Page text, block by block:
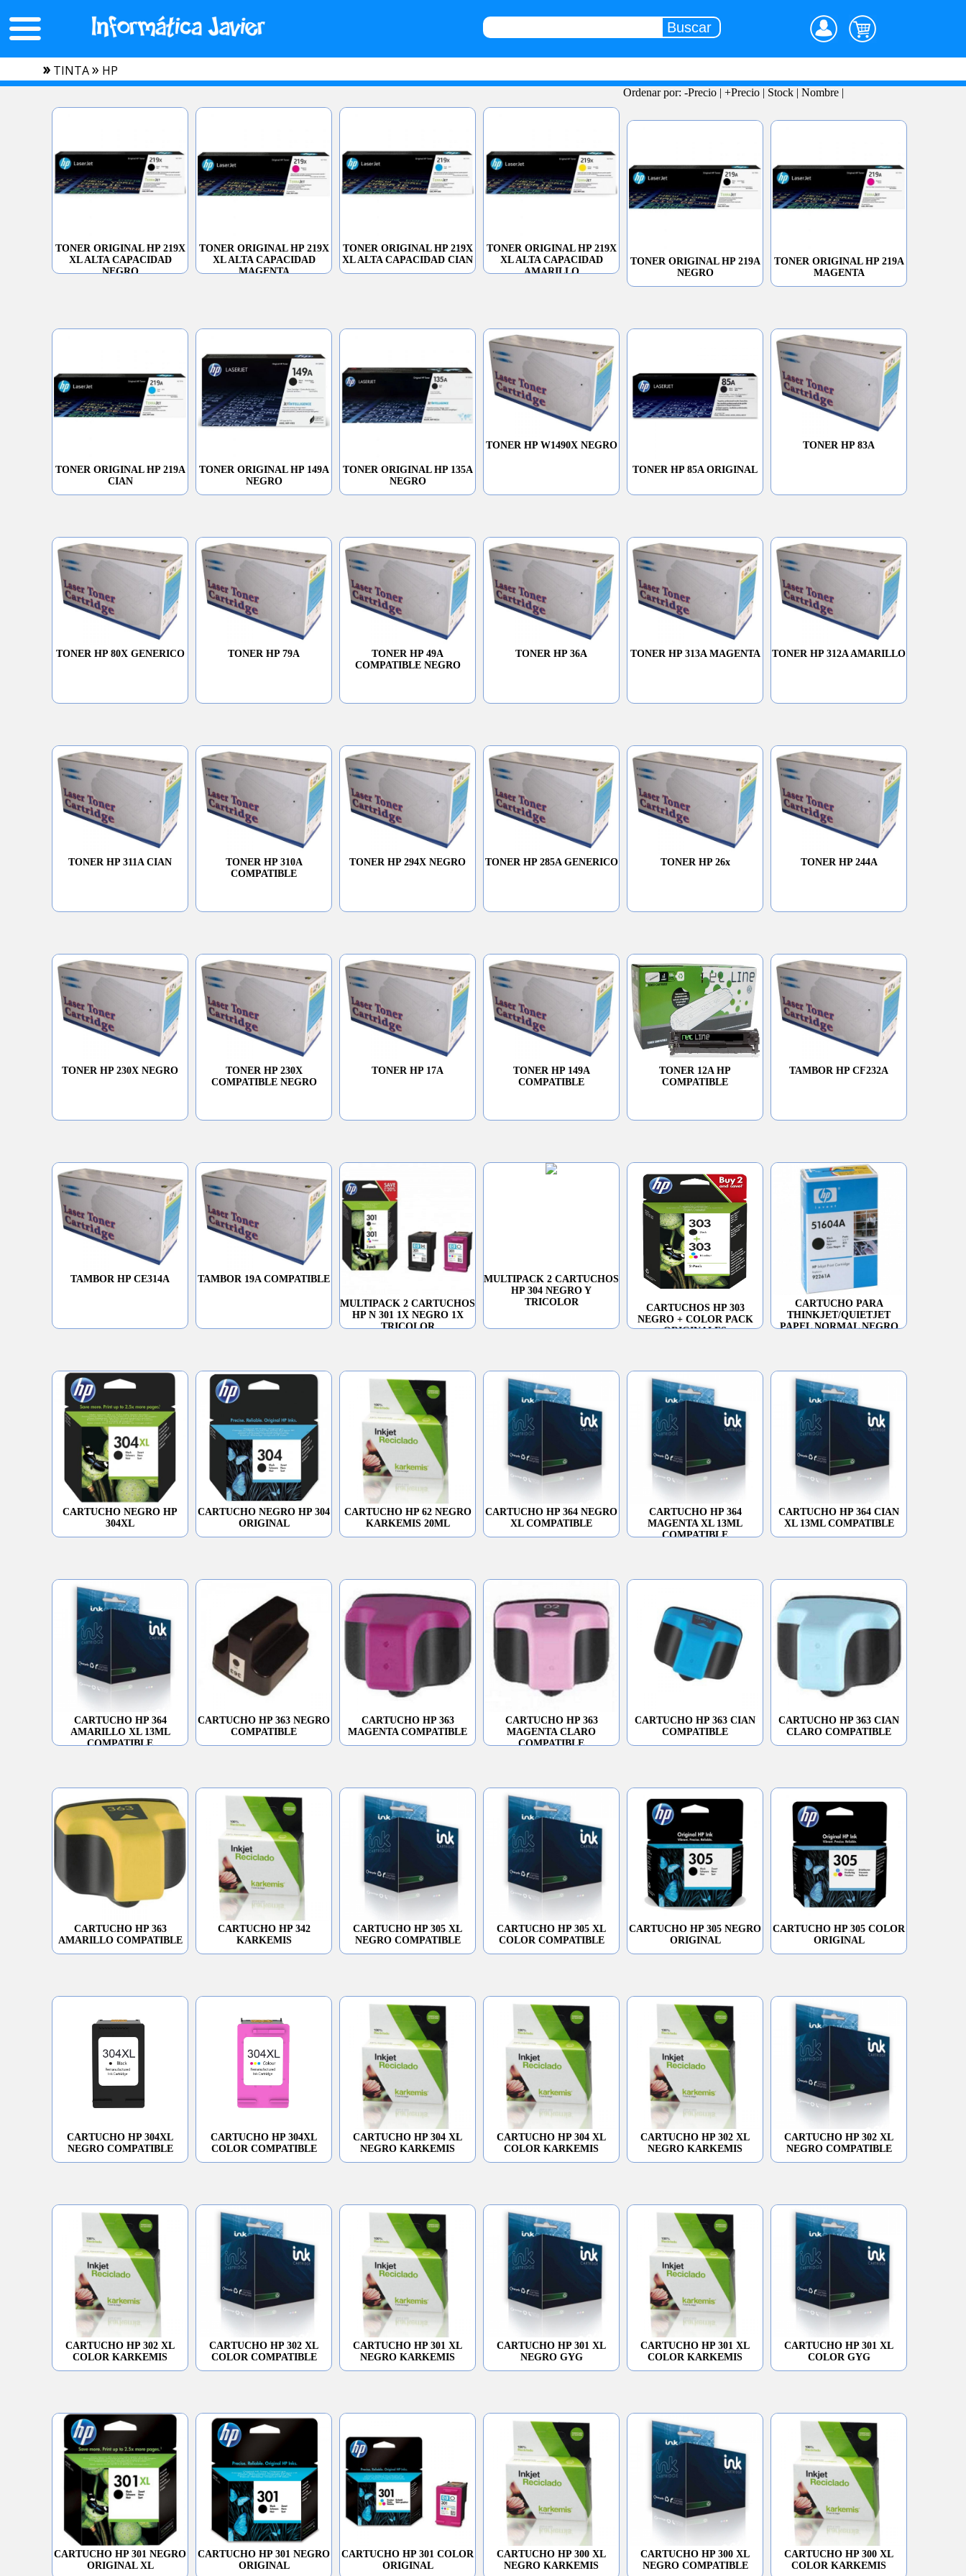
» TINTA» HP
Ordenar por:-Precio |+Precio | Stock |Nombre |
TONER ORIGINAL HP 219X
XL ALTA CAPACIDAD
NEGRO
TONER ORIGINAL HP 219X
XL ALTA CAPACIDAD
MAGENTA
TONER ORIGINAL HP 219X
XL ALTA CAPACIDAD CIAN
TONER ORIGINAL HP 219X
XL ALTA CAPACIDAD
AMARILLO
TONER ORIGINAL HP 219A
NEGRO
TONER ORIGINAL HP 219A
MAGENTA
TONER ORIGINAL HP 219A
CIAN
TONER ORIGINAL HP 149A
NEGRO
TONER ORIGINAL HP 135A
NEGRO
TONER HP W1490X NEGRO
TONER HP 85A ORIGINAL
TONER HP 83A
TONER HP 80X GENERICO TONER HP 79A
TONER HP 49A
COMPATIBLE NEGRO
TONER HP 36A TONER HP 313A MAGENTA TONER HP 312A AMARILLO
TONER HP 311A CIAN
TONER HP 310A
COMPATIBLE
TONER HP 294X NEGRO TONER HP 285A GENERICO TONER HP 26x TONER HP 244A
TONER HP 230X NEGRO
TONER HP 230X
COMPATIBLE NEGRO
TONER HP 17A
TONER HP 149A
COMPATIBLE
TONER 12A HP
COMPATIBLE
TAMBOR HP CF232A
TAMBOR HP CE314A TAMBOR 19A COMPATIBLE
MULTIPACK 2 CARTUCHOS
HP N 301 1X NEGRO 1X
TRICOLOR
MULTIPACK 2 CARTUCHOS
HP 304 NEGRO Y
TRICOLOR
CARTUCHOS HP 303
NEGRO + COLOR PACK
ORIGINALES
CARTUCHO PARA
THINKJET/QUIETJET
PAPEL NORMAL NEGRO
CARTUCHO NEGRO HP
304XL
CARTUCHO NEGRO HP 304
ORIGINAL
CARTUCHO HP 62 NEGRO
KARKEMIS 20ML
CARTUCHO HP 364 NEGRO
XL COMPATIBLE
CARTUCHO HP 364
MAGENTA XL 13ML
COMPATIBLE
CARTUCHO HP 364 CIAN
XL 13ML COMPATIBLE
CARTUCHO HP 364
AMARILLO XL 13ML
COMPATIBLE
CARTUCHO HP 363 NEGRO
COMPATIBLE
CARTUCHO HP 363
MAGENTA COMPATIBLE
CARTUCHO HP 363
MAGENTA CLARO
COMPATIBLE
CARTUCHO HP 363 CIAN
COMPATIBLE
CARTUCHO HP 363 CIAN
CLARO COMPATIBLE
CARTUCHO HP 363
AMARILLO COMPATIBLE
CARTUCHO HP 342
KARKEMIS
CARTUCHO HP 305 XL
NEGRO COMPATIBLE
CARTUCHO HP 305 XL
COLOR COMPATIBLE
CARTUCHO HP 305 NEGRO
ORIGINAL
CARTUCHO HP 305 COLOR
ORIGINAL
CARTUCHO HP 304XL
NEGRO COMPATIBLE
CARTUCHO HP 304XL
COLOR COMPATIBLE
CARTUCHO HP 304 XL
NEGRO KARKEMIS
CARTUCHO HP 304 XL
COLOR KARKEMIS
CARTUCHO HP 302 XL
NEGRO KARKEMIS
CARTUCHO HP 302 XL
NEGRO COMPATIBLE
CARTUCHO HP 302 XL
COLOR KARKEMIS
CARTUCHO HP 302 XL
COLOR COMPATIBLE
CARTUCHO HP 301 XL
NEGRO KARKEMIS
CARTUCHO HP 301 XL
NEGRO GYG
CARTUCHO HP 301 XL
COLOR KARKEMIS
CARTUCHO HP 301 XL
COLOR GYG
CARTUCHO HP 301 NEGRO
ORIGINAL XL
CARTUCHO HP 301 NEGRO
ORIGINAL
CARTUCHO HP 301 COLOR
ORIGINAL
CARTUCHO HP 300 XL
NEGRO KARKEMIS
CARTUCHO HP 300 XL
NEGRO COMPATIBLE
CARTUCHO HP 300 XL
COLOR KARKEMIS